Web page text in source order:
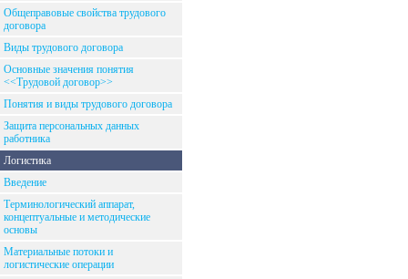
Общеправовые свойства трудового
договора
Виды трудового договора
Основные значения понятия
<<Трудовой договор>>
Понятия и виды трудового договора
Защита персональных данных
работника
Логистика
Введение
Терминологический аппарат,
концептуальные и методические
основы
Материальные потоки и
логистические операции